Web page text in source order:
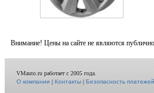
Внимание! Цены на сайте не являются
VMauto.ru работает с 2005 года.
О компании|Контакты|Безопасность платежей